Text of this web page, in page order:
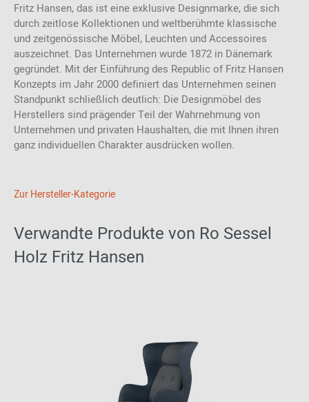
Fritz Hansen, das ist eine exklusive Designmarke, die sich
durch zeitlose Kollektionen und weltberühmte klassische
und zeitgenössische Möbel, Leuchten und Accessoires
auszeichnet. Das Unternehmen wurde 1872 in Dänemark
gegründet. Mit der Einführung des Republic of Fritz Hansen
Konzepts im Jahr 2000 definiert das Unternehmen seinen
Standpunkt schließlich deutlich: Die Designmöbel des
Herstellers sind prägender Teil der Wahrnehmung von
Unternehmen und privaten Haushalten, die mit Ihnen ihren
ganz individuellen Charakter ausdrücken wollen.
Zur Hersteller-Kategorie
Verwandte Produkte von Ro Sessel
Holz Fritz Hansen